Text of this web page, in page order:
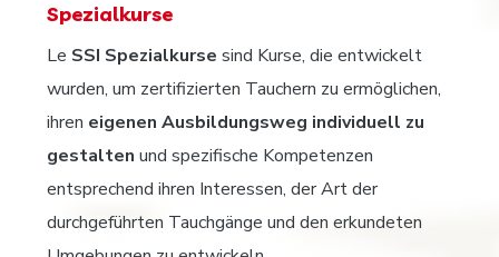
Spezialkurse
Le SSI Spezialkurse sind Kurse, die entwickelt
wurden, um zertifizierten Tauchern zu ermöglichen,
ihren eigenen Ausbildungsweg individuell zu
gestalten und spezifische Kompetenzen
entsprechend ihren Interessen, der Art der
durchgeführten Tauchgänge und den erkundeten